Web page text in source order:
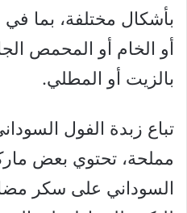
بأشكال مختلفة، بما
أو الخام أو المحمص
بالزيت أو المطلي.
تباع زبدة الفول
مملحة، تحتوي بعض
السوداني على سكر